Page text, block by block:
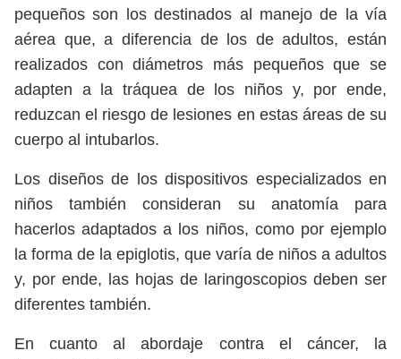
pequeños son los destinados al manejo de la vía
aérea que, a diferencia de los de adultos, están
realizados con diámetros más pequeños que se
adapten a la tráquea de los niños y, por ende,
reduzcan el riesgo de lesiones en estas áreas de su
cuerpo al intubarlos.
Los diseños de los dispositivos especializados en
niños también consideran su anatomía para
hacerlos adaptados a los niños, como por ejemplo
la forma de la epiglotis, que varía de niños a adultos
y, por ende, las hojas de laringoscopios deben ser
diferentes también.
En cuanto al abordaje contra el cáncer, la